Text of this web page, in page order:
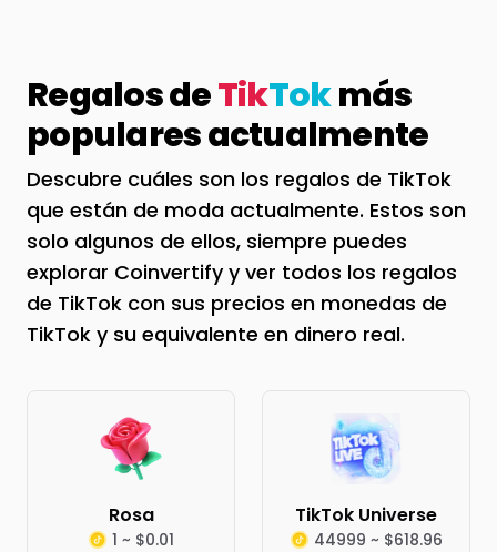
Regalos deTikTokmás
populares actualmente
Descubre cuáles son los regalos de TikTok
que están de moda actualmente. Estos son
solo algunos de ellos, siempre puedes
explorar Coinvertify y ver todos los regalos
de TikTok con sus precios en monedas de
TikTok y su equivalente en dinero real.
Rosa
1 ~ $0.01
TikTok Universe
44999 ~ $618.96